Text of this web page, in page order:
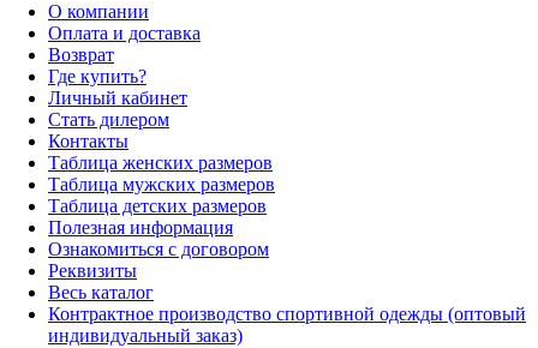
О компании
Оплата и доставка
Возврат
Где купить?
Личный кабинет
Стать дилером
Контакты
Таблица женских размеров
Таблица мужских размеров
Таблица детских размеров
Полезная информация
Ознакомиться с договором
Реквизиты
Весь каталог
Контрактное производство спортивной одежды (оптовый
индивидуальный заказ)